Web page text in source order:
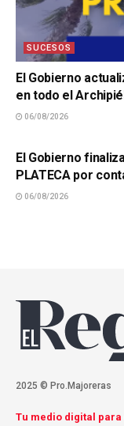
SUCESOS
El Gobierno
en todo el
06/08/2026
El Gobierno
PLATECA por
06/08/2026
2025 © Pro.Majoreras
Tu medio digital